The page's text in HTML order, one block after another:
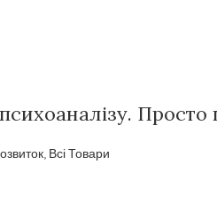
психоаналізу.
, Всі Товари